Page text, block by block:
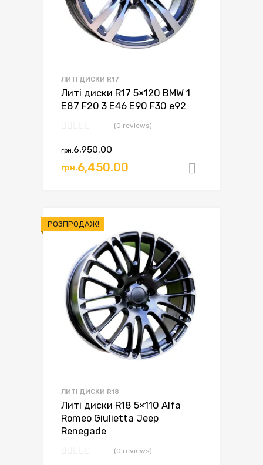
ЛИТІ ДИСКИ R17
Литі диски R17 5×120 BMW 1
E87 F20 3 E46 E90 F30 e92
(0 reviews)
грн.6,950.00Оригінальна
ціна:
грн.6,450.00
Поточна
ціна:
РОЗПРОДАЖ!
ЛИТІ ДИСКИ R18
Литі диски R18 5×110 Alfa
Romeo Giulietta Jeep
Renegade
(0 reviews)